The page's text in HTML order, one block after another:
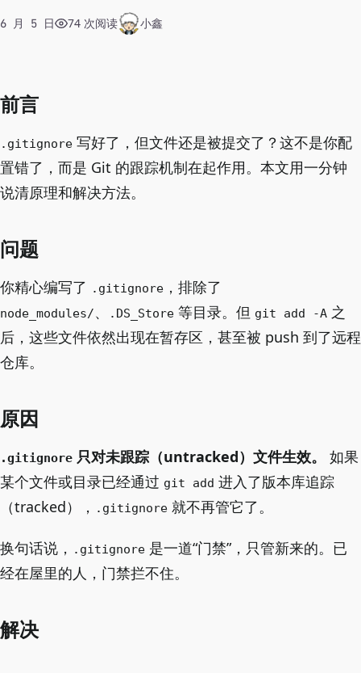
6 月 5 日 74 次阅读 小鑫
前言
.gitignore 写好了，但文件还是被提交了？这不是你配
置错了，而是 Git 的跟踪机制在起作用。本文用一分钟
说清原理和解决方法。
问题
你精心编写了 .gitignore ，排除了
node_modules/、 .DS_Store 等目录。但 git add -A 之
后，这些文件依然出现在暂存区，甚至被 push 到了远程
仓库。
原因
.gitignore 只对未跟踪（untracked）文件生效。
如果
某个文件或目录已经通过 git add 进入了版本库追踪
（tracked）， .gitignore 就不再管它了。
换句话说， .gitignore 是一道“门禁”，只管新来的。已
经在屋里的人，门禁拦不住。
解决